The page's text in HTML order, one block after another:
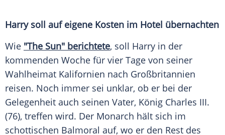
Harry soll auf eigene Kosten im Hotel übernachten
Wie "The Sun" berichtete, soll Harry in der
kommenden Woche für vier Tage von seiner
Wahlheimat Kalifornien nach Großbritannien
reisen. Noch immer sei unklar, ob er bei der
Gelegenheit auch seinen Vater, König Charles III.
(76), treffen wird. Der Monarch hält sich im
schottischen Balmoral auf, wo er den Rest des